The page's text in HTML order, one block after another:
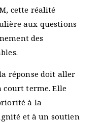
cette réalité
aux questions
des
réponse doit aller
court terme. Elle
à la
et à un soutien